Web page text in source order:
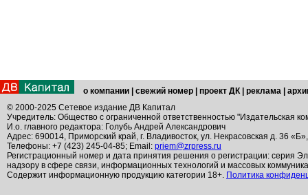
о компании свежий номер проект ДК реклама
© 2000-2025 Сетевое издание ДВ Капитал
Учредитель: Общество с ограниченной ответственностью "Издательская
И.о. главного редактора: Голубь Андрей Александрович
Адрес: 690014, Приморский край, г. Владивосток, ул. Некрасовская д. 36
Телефоны: +7 (423) 245-04-85; Email: priem@zrpress.ru
Регистрационный номер и дата принятия решения о регистрации: серия
надзору в сфере связи, информационных технологий и массовых
Содержит информационную продукцию категории 18+. Политика